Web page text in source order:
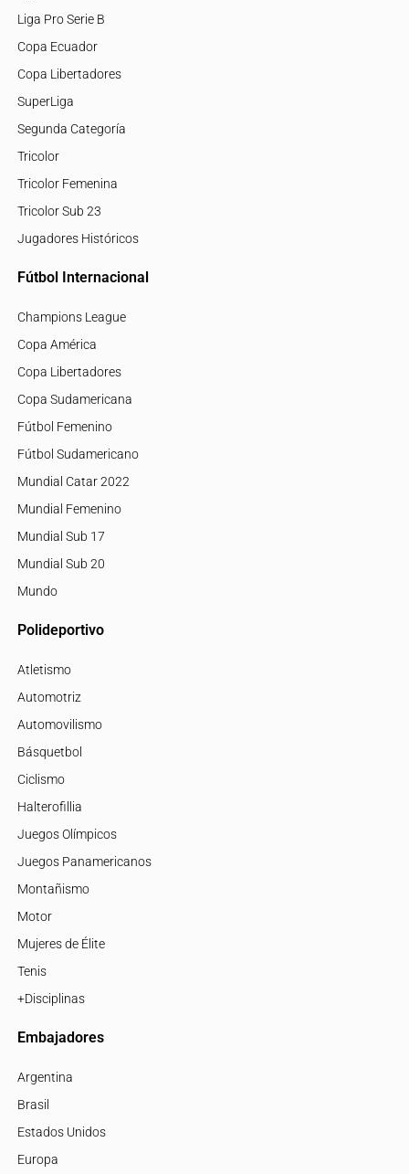
Liga Pro Serie B
Copa Ecuador
Copa Libertadores
SuperLiga
Segunda Categoría
Tricolor
Tricolor Femenina
Tricolor Sub 23
Jugadores Históricos
Fútbol Internacional
Champions League
Copa América
Copa Libertadores
Copa Sudamericana
Fútbol Femenino
Fútbol Sudamericano
Mundial Catar 2022
Mundial Femenino
Mundial Sub 17
Mundial Sub 20
Mundo
Polideportivo
Atletismo
Automotriz
Automovilismo
Básquetbol
Ciclismo
Halterofillia
Juegos Olímpicos
Juegos Panamericanos
Montañismo
Motor
Mujeres de Élite
Tenis
+Disciplinas
Embajadores
Argentina
Brasil
Estados Unidos
Europa